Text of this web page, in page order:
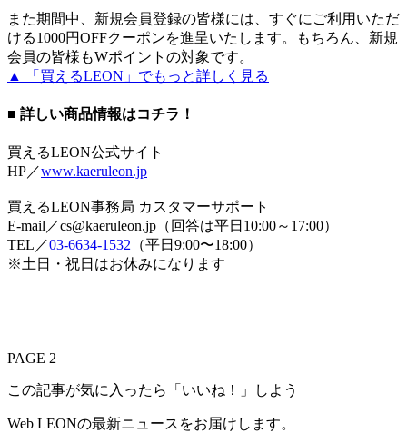
また期間中、新規会員登録の皆様には、すぐにご利用いただ
ける1000円OFFクーポンを進呈いたします。もちろん、新規
会員の皆様もWポイントの対象です。
▲ 「買えるLEON」でもっと詳しく見る
■ 詳しい商品情報はコチラ！
買えるLEON公式サイト
HP／www.kaeruleon.jp
買えるLEON事務局 カスタマーサポート
E-mail／cs@kaeruleon.jp（回答は平日10:00～17:00）
TEL／03-6634-1532 （平日9:00〜18:00）
※土日・祝日はお休みになります
PAGE 2
この記事が気に入ったら「いいね！」しよう
Web LEONの最新ニュースをお届けします。